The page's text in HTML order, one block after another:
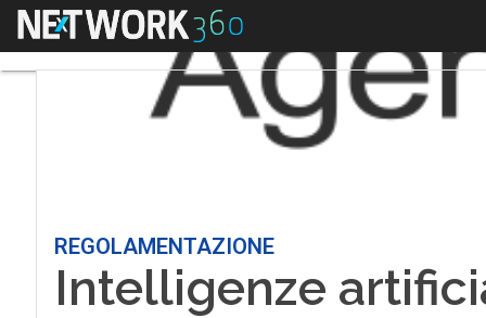
Menu
REGOLAMENTAZIONE
Intelligenze